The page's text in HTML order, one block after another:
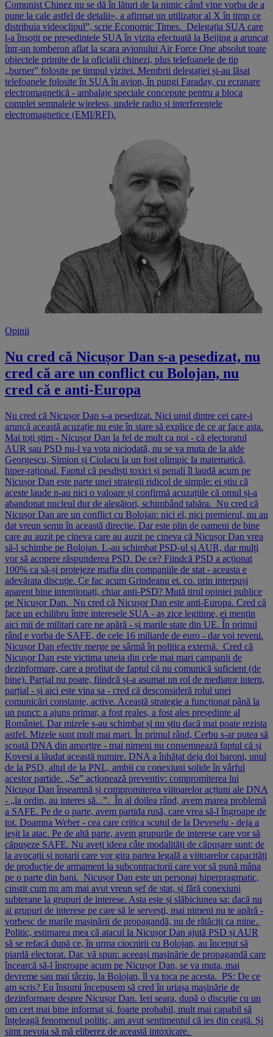
Comunist Chinez nu se dă în lături de la nimic când vine vorba de a
pune la cale astfel de detalii», a afirmat un utilizator al X în timp ce
distribuia videoclipul”, scrie Economic Times. Delegația SUA care
l-a însoțit pe președintele SUA în vizita efectuată la Beijing a aruncat
într-un tomberon aflat la scara avionului Air Force One absolut toate
obiectele primite de la oficialii chinezi, plus telefoanele de tip
„burner” folosite pe timpul vizitei. Membrii delegației și-au lăsat
telefoanele folosite în SUA în avion, în pungi Faraday, cu ecranare
electromagnetică - ambalaje speciale concepute pentru a bloca
complet semnalele wireless, undele radio și interferențele
electromagnetice (EMI/RFI).
Opinii
Nu cred că Nicușor Dan s-a pesedizat, nu
cred că are un conflict cu Bolojan, nu
cred că e anti-Europa
Nu cred că Nicușor Dan s-a pesedizat. Nici unul dintre cei care-i
aruncă această acuzație nu este în stare să explice de ce ar face asta.
Mai toți știm - Nicușor Dan la fel de mult ca noi - că electoratul
AUR sau PSD nu-l va vota niciodată, nu se va muta de la alde
Georgescu, Simion și Ciolacu la un fost olimpic la matematică,
hiper-rațional. Faptul că pesdiști toxici și penali îl laudă acum pe
Nicușor Dan este parte unei strategii ridicol de simple: ei știu că
aceste laude n-au nici o valoare și confirmă acuzațiile că omul și-a
abandonat nucleul dur de alegători, schimbând tabăra. Nu cred că
Nicușor Dan are un conflict cu Bolojan: nici el, nici premierul, nu au
dat vreun semn în această direcție. Dar este plin de oameni de bine
care au auzit pe cineva care au auzit pe cineva că Nicușor Dan vrea
să-l schimbe pe Bolojan. L-au schimbat PSD-ul și AUR, dar mulți
vor să acopere răspunderea PSD. De ce? Fiindcă PSD a acționat
100% ca să-și protejeze mafia din companiile de stat - aceasta e
adevărata discuție. Ce fac acum Grindeanu et. co. prin interpuși
aparent bine intenționați, chiar anti-PSD? Mută tirul opiniei publice
pe Nicușor Dan. Nu cred că Nicușor Dan este anti-Europa. Cred că
face un echilibru între interesele SUA - aș zice legitime, ei mențin
aici mii de militari care ne apără - și marile state din UE. În primul
rând e vorba de SAFE, de cele 16 miliarde de euro - dar voi reveni.
Nicușor Dan efectiv merge pe sârmă în politica externă. Cred că
Nicușor Dan este victima uneia din cele mai mari campanii de
dezinformare, care a profitat de faptul că nu comunică suficient (de
bine). Parțial nu poate, fiindcă și-a asumat un rol de mediator intern,
parțial - și aici este vina sa - cred că desconsideră rolul unei
comunicări constante, active. Această strategie a funcționat până la
un punct: a ajuns primar, a fost reales, a fost ales președinte al
României. Dar mizele s-au schimbat și nu știu dacă mai poate rezista
astfel. Mizele sunt mult mai mari. În primul rând, Cerbu s-ar putea să
scoată DNA din amorțire - mai nimeni nu consemnează faptul că și
Kovesi a lăudat această numire. DNA a înhățat deja doi baroni, unul
de la PSD, altul de la PNL, ambii cu conexiuni solide în vârful
acestor partide. „Se” acționează preventiv: compromiterea lui
Nicușor Dan înseamnă și compromiterea viitoarelor acțiuni ale DNA
- „la ordin, au interes să...”. În al doilea rând, avem marea problemă
a SAFE. Pe de o parte, avem partida rusă, care vrea să-l îngroape de
tot. Doamna Weber - cea care critica scutul de la Deveselu - deja a
ieșit la atac. Pe de altă parte, avem grupurile de interese care vor să
căpușeze SAFE. Nu aveți ideea câte modalități de căpușare sunt: de
la avocații și notarii care vor gira partea legală a viitoarelor capacități
de producție de armament la subcontractorii care vor să pună mâna
pe o parte din bani. Nicușor Dan este un personaj hiperpragmatic,
cinstit cum nu am mai avut vreun șef de stat, și fără conexiuni
subterane la grupuri de interese. Asta este și slăbiciunea sa: dacă nu
ai grupuri de interese pe care să le servești, mai nimeni nu te apără -
vorbesc de marile mașinării de propagandă, nu de rătăciți ca mine.
Politic, estimarea mea că atacul la Nicușor Dan ajută PSD și AUR
să se refacă după ce, în urma ciocnirii cu Bolojan, au început să
piardă electorat. Dar, vă spun: aceeași mașinărie de propagandă care
încearcă să-l îngroape acum pe Nicușor Dan, se va muta, mai
devreme sau mai târziu, la Bolojan, îl va toca pe acesta. PS: De ce
am scris? Eu însumi începusem să cred în uriașa mașinărie de
dezinformare despre Nicușor Dan. Ieri seara, după o discuție cu un
om cert mai bine informat și, foarte probabil, mult mai capabil să
înțeleagă fenomenul politic, am avut sentimentul că ies din ceață. Și
simt nevoia să mă eliberez de această intoxicare.